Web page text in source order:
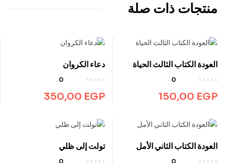
منتجات ذات صلة
العودة الكتاب الثالث الحياة
0
150,00 EGP
دعاء الكروان
0
350,00 EGP
العودة الكتاب الثاني الأمل
0
تولت إلى ظلي
0